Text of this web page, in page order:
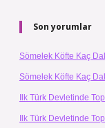
Son yorumlar
Sömelek Köfte Kaç
Sömelek Köfte Kaç
Ilk Türk Devletinde
Ilk Türk Devletinde